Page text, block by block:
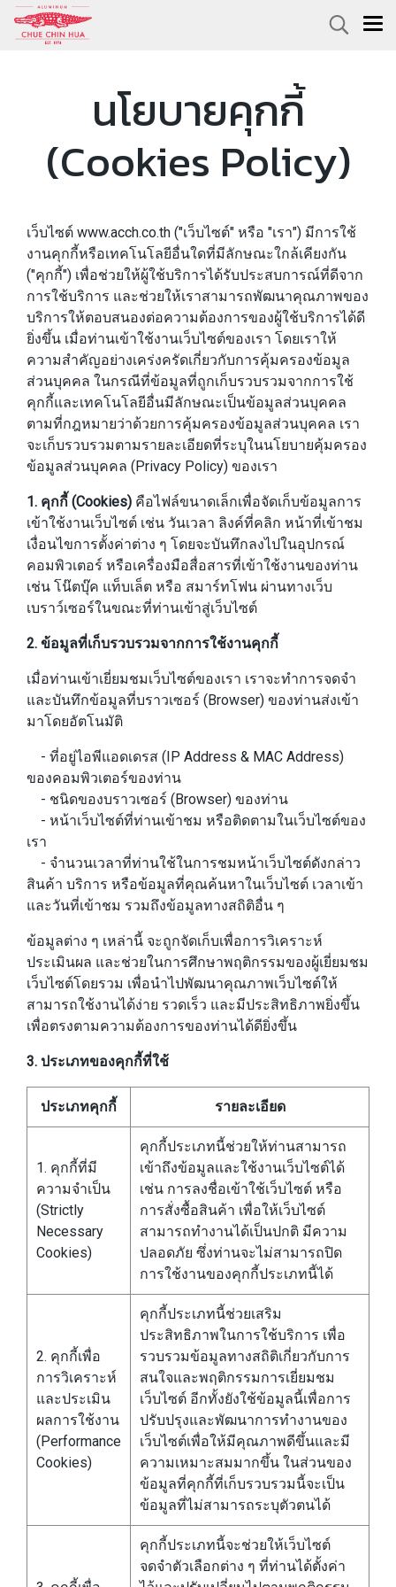
นโยบายคุกกี้
(Cookies Policy)
เว็บไซต์ www.acch.co.th ("เว็บไซต์" หรือ "เรา") มีการใช้
งานคุกกี้หรือเทคโนโลยีอื่นใดที่มีลักษณะใกล้เคียงกัน
("คุกกี้") เพื่อช่วยให้ผู้ใช้บริการได้รับประสบการณ์ที่ดีจาก
การใช้บริการ และช่วยให้เราสามารถพัฒนาคุณภาพของ
บริการให้ตอบสนองต่อความต้องการของผู้ใช้บริการได้ดี
ยิ่งขึ้น เมื่อท่านเข้าใช้งานเว็บไซต์ของเรา โดยเราให้
ความสำคัญอย่างเคร่งครัดเกี่ยวกับการคุ้มครองข้อมูล
ส่วนบุคคล ในกรณีที่ข้อมูลที่ถูกเก็บรวบรวมจากการใช้
คุกกี้และเทคโนโลยีอื่นมีลักษณะเป็นข้อมูลส่วนบุคคล
ตามที่กฎหมายว่าด้วยการคุ้มครองข้อมูลส่วนบุคคล เรา
จะเก็บรวบรวมตามรายละเอียดที่ระบุในนโยบายคุ้มครอง
ข้อมูลส่วนบุคคล (Privacy Policy) ของเรา
1. คุกกี้ (Cookies) คือไฟล์ขนาดเล็กเพื่อจัดเก็บข้อมูลการ
เข้าใช้งานเว็บไซต์ เช่น วันเวลา ลิงค์ที่คลิก หน้าที่เข้าชม
เงื่อนไขการตั้งค่าต่าง ๆ โดยจะบันทึกลงไปในอุปกรณ์
คอมพิวเตอร์ หรือเครื่องมือสื่อสารที่เข้าใช้งานของท่าน
เช่น โน๊ตบุ๊ค แท็บเล็ต หรือ สมาร์ทโฟน ผ่านทางเว็บ
เบราว์เซอร์ในขณะที่ท่านเข้าสู่เว็บไซต์
2. ข้อมูลที่เก็บรวบรวมจากการใช้งานคุกกี้
เมื่อท่านเข้าเยี่ยมชมเว็บไซต์ของเรา เราจะทำการจดจำ
และบันทึกข้อมูลที่บราวเซอร์ (Browser) ของท่านส่งเข้า
มาโดยอัตโนมัติ
- ที่อยู่ไอพีแอดเดรส (IP Address & MAC Address)
ของคอมพิวเตอร์ของท่าน
- ชนิดของบราวเซอร์ (Browser) ของท่าน
- หน้าเว็บไซต์ที่ท่านเข้าชม หรือติดตามในเว็บไซต์ของ
เรา
- จำนวนเวลาที่ท่านใช้ในการชมหน้าเว็บไซต์ดังกล่าว
สินค้า บริการ หรือข้อมูลที่คุณค้นหาในเว็บไซต์ เวลาเข้า
และวันที่เข้าชม รวมถึงข้อมูลทางสถิติอื่น ๆ
ข้อมูลต่าง ๆ เหล่านี้ จะถูกจัดเก็บเพื่อการวิเคราะห์
ประเมินผล และช่วยในการศึกษาพฤติกรรมของผู้เยี่ยมชม
เว็บไซต์โดยรวม เพื่อนำไปพัฒนาคุณภาพเว็บไซต์ให้
สามารถใช้งานได้ง่าย รวดเร็ว และมีประสิทธิภาพยิ่งขึ้น
เพื่อตรงตามความต้องการของท่านได้ดียิ่งขึ้น
3. ประเภทของคุกกี้ที่ใช้
ประเภทคุกกี้ รายละเอียด
1. คุกกี้ที่มี
ความจำเป็น
(Strictly
Necessary
Cookies)
คุกกี้ประเภทนี้ช่วยให้ท่านสามารถ
เข้าถึงข้อมูลและใช้งานเว็บไซต์ได้
เช่น การลงชื่อเข้าใช้เว็บไซต์ หรือ
การสั่งซื้อสินค้า เพื่อให้เว็บไซต์
สามารถทำงานได้เป็นปกติ มีความ
ปลอดภัย ซึ่งท่านจะไม่สามารถปิด
การใช้งานของคุกกี้ประเภทนี้ได้
2. คุกกี้เพื่อ
การวิเคราะห์
และประเมิน
ผลการใช้งาน
(Performance
Cookies)
คุกกี้ประเภทนี้ช่วยเสริม
ประสิทธิภาพในการใช้บริการ เพื่อ
รวบรวมข้อมูลทางสถิติเกี่ยวกับการ
สนใจและพฤติกรรมการเยี่ยมชม
เว็บไซต์ อีกทั้งยังใช้ข้อมูลนี้เพื่อการ
ปรับปรุงและพัฒนาการทำงานของ
เว็บไซต์เพื่อให้มีคุณภาพดีขึ้นและมี
ความเหมาะสมมากขึ้น ในส่วนของ
ข้อมูลที่คุกกี้ที่เก็บรวบรวมนี้จะเป็น
ข้อมูลที่ไม่สามารถระบุตัวตนได้
คุกกี้ประเภทนี้จะช่วยให้เว็บไซต์
จดจำตัวเลือกต่าง ๆ ที่ท่านได้ตั้งค่า